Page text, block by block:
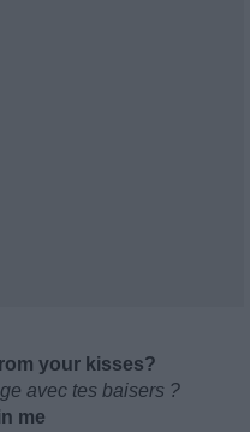
your kisses?
avec tes baisers ?
me